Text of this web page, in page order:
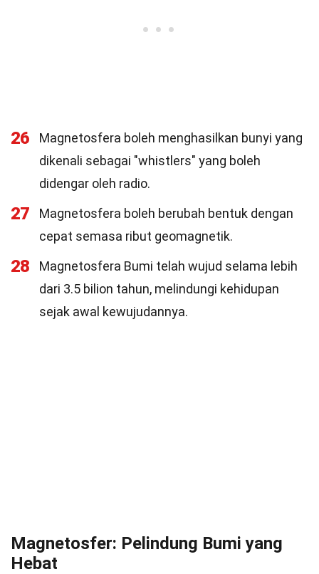
26
Magnetosfera boleh menghasilkan bunyi yang
dikenali sebagai "whistlers" yang boleh
didengar oleh radio.
27
Magnetosfera boleh berubah bentuk dengan
cepat semasa ribut geomagnetik.
28
Magnetosfera Bumi telah wujud selama lebih
dari 3.5 bilion tahun, melindungi kehidupan
sejak awal kewujudannya.
Magnetosfer: Pelindung Bumi yang
Hebat